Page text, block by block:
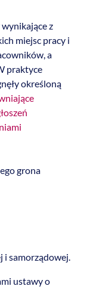
z
miejsc pracy i
a
praktyce
określoną
grona
i samorządowej.
ustawy o